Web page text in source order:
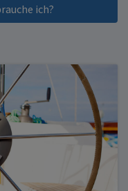
ich?